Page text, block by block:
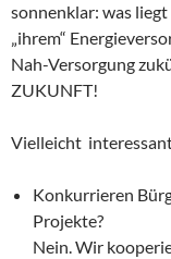
sonnenklar: was liegt
„ihrem“
Nah-Versorgung
ZUKUNFT!
Vielleicht
Konkurrieren
Projekte?
Nein. Wir